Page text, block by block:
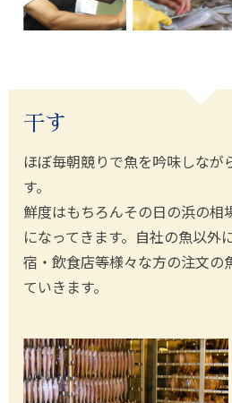
干す
ほぼ毎朝競りで魚を吟味しなが
す。
鮮度はもちろんその日の浜の相
になってきます。自社の魚以外
宿・飲食店等様々な方の注文の
ていきます。